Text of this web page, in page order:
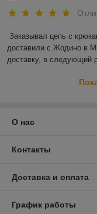
Заказывал цепь с
доставили с Жодино в
доставку, в следующий
О нас
Контакты
Доставка и оплата
График работы